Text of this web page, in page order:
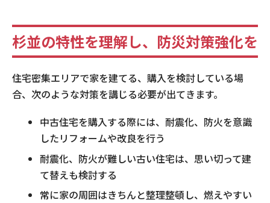
杉並の特性を理解し、防災対策強化を
住宅密集エリアで家を建てる、購入を検討している場
合、次のような対策を講じる必要が出てきます。
中古住宅を購入する際には、耐震化、防火を意識
したリフォームや改良を行う
耐震化、防火が難しい古い住宅は、思い切って建
て替えも検討する
常に家の周囲はきちんと整理整頓し、燃えやすい